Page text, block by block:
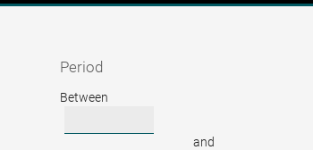
Recherche
Period
Period
Between
and